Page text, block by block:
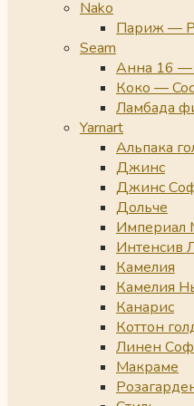
Nako
Париж —
Seam
Анна 16 —
Коко —
Ламбада
Yarnart
Альпака
Джинс
Джинс
Дольче
Империал
Интенсив
Камелия
Камелия
Канарис
Коттон
Линен
Макраме